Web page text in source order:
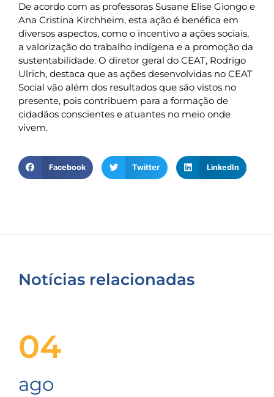
De acordo com as professoras Susane Elise Giongo e
Ana Cristina Kirchheim, esta ação é benéfica em
diversos aspectos, como o incentivo a ações sociais,
a valorização do trabalho indígena e a promoção da
sustentabilidade. O diretor geral do CEAT, Rodrigo
Ulrich, destaca que as ações desenvolvidas no CEAT
Social vão além dos resultados que são vistos no
presente, pois contribuem para a formação de
cidadãos conscientes e atuantes no meio onde
vivem.
Facebook Twitter LinkedIn
Notícias relacionadas
04
ago